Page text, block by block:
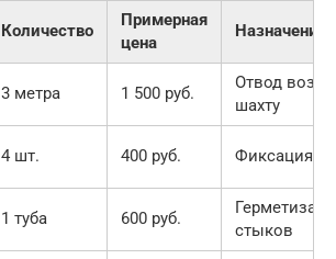
Количество
Примерная
цена
Назначение
3 метра 1 500 руб.
Отвод
шахту
4 шт. 400 руб. Фиксация
1 туба 600 руб.
стыков